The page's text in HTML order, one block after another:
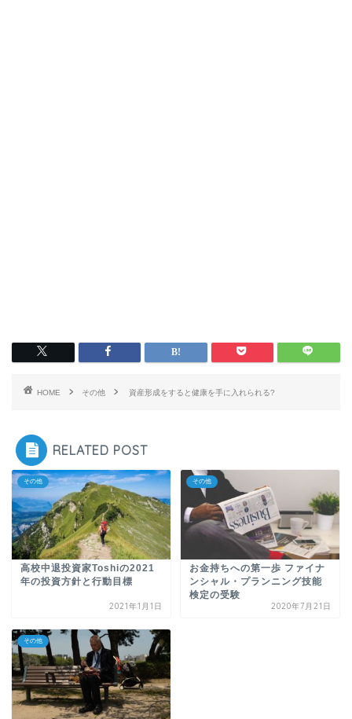
HOME その他 資産形成をすると健康を手に入れられる?
RELATED POST
その他
高校中退投資家Toshiの2021
年の投資方針と行動目標
2021年1月1日
その他
お金持ちへの第一歩 ファイナ
ンシャル・プランニング技能
検定の受験
2020年7月21日
その他